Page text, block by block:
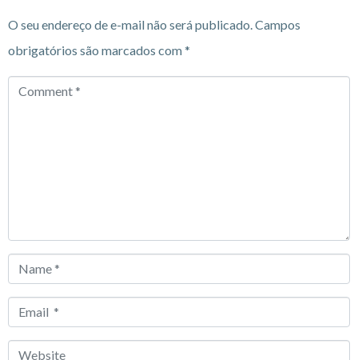
O seu endereço de e-mail não será publicado. Campos
obrigatórios são marcados com*
Comment
Name
Email
Website